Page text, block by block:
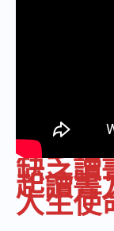
缺乏讀
起讀書
人生使